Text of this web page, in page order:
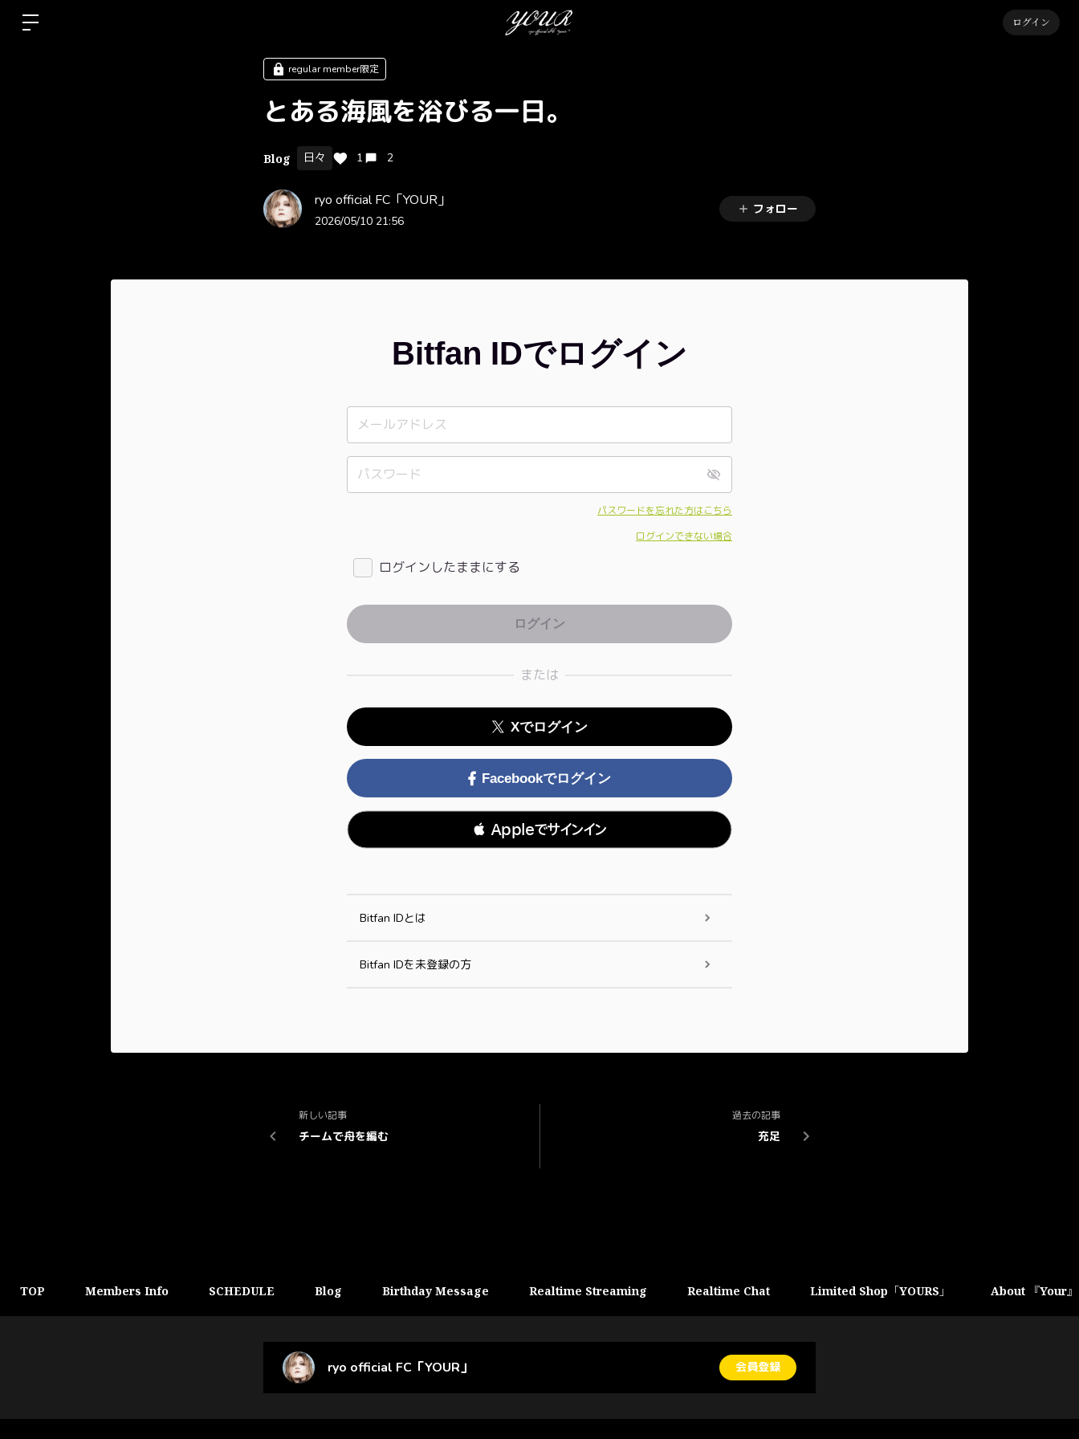
ログイン
regular member限定
とある海風を浴びる一日。
Blog 日々 1 2
ryo official FC「YOUR」
2026/05/10 21:56
フォロー
Bitfan IDでログイン
パスワードを忘れた方はこちら
ログインできない場合
ログインしたままにする
または
Xでログイン
Facebookでログイン
 Appleでサインイン
Bitfan IDとは
Bitfan IDを未登録の方
新しい記事
チームで舟を編む
過去の記事
充足
TOP Members Info SCHEDULE Blog Birthday Message Realtime Streaming Realtime Chat Limited Shop「YOURS」 About 『Your』
ryo official FC「YOUR」 会員登録